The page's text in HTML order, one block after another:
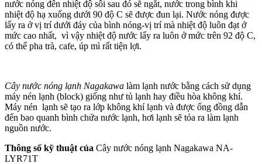
nước nóng đến nhiệt độ sôi sau đó sẽ ngắt, nước trong bình khi
nhiệt độ hạ xuống dưới 90 độ C sẽ được đun lại. Nước nóng được
lấy ra ở vị trí dưới đáy của bình nóng-vị trí mà nhiệt độ luôn đạt ở
mức cao nhất, vì vậy nhiệt độ nước lấy ra luôn ở mức trên 92 độ C,
có thể pha trà, cafe, úp mì rất tiện lợi.
Cây nước nóng lạnh Nagakawa làm lạnh nước bằng cách sử dụng
máy nén lạnh (block) giống như tủ lạnh hay điều hòa không khí.
Máy nén lạnh sẽ tạo ra lớp không khí lạnh và được ống đồng dẫn
đến bao quanh bình chứa nước lạnh, hơi lạnh sẽ tỏa ra làm lạnh
nguồn nước.
Thông số kỹ thuật của Cây nước nóng lạnh Nagakawa NA-
LYR71T